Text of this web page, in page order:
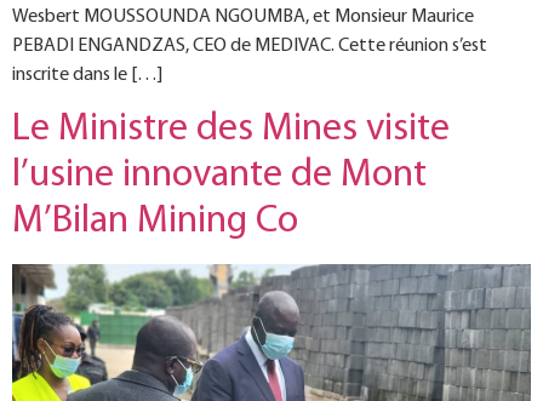
Wesbert MOUSSOUNDA NGOUMBA, et Monsieur Maurice
PEBADI ENGANDZAS, CEO de MEDIVAC. Cette réunion s’est
inscrite dans le […]
Le Ministre des Mines visite
l’usine innovante de Mont
M’Bilan Mining Co